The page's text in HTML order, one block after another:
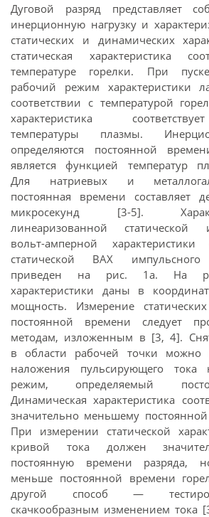
Дуговой разряд представляет
инерционную нагрузку и
статических и динамических
статическая характеристика
температуре горелки. При
рабочий режим характеристики
соответствии с температурой
характеристика
температуры плазмы.
определяются постоянной
является функцией температур
Для натриевых и
постоянная времени составляет
микросекунд [3-5].
линеаризованной
вольт-амперной
статической ВАХ импульсного
приведен на рис. 1а. На
характеристики даны в
мощность. Измерение
постоянной времени следует
методам, изложенным в [3, 4].
в области рабочей точки можно
наложения пульсирующего тока
режим, определяемый
Динамическая характеристика
значительно меньшему
При измерении статической
кривой тока должен
постоянную времени разряда,
меньше постоянной времени
другой способ —
скачкообразным изменением тока